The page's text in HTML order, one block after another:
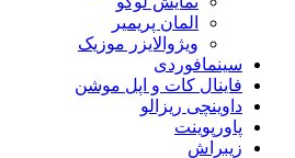
المان پریمیر
ویژوالایزر موزیک
سینمافوردی
فاینال کات و اپل موشن
داوینچی ریزالو
پاورپوینت
زیبراش